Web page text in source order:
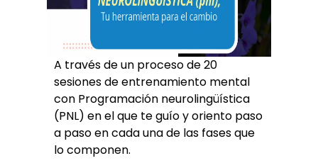
A través de un proceso de 20
sesiones de entrenamiento mental
con Programación neurolingüística
(PNL) en el que te guío y oriento paso
a paso en cada una de las fases que
lo componen.